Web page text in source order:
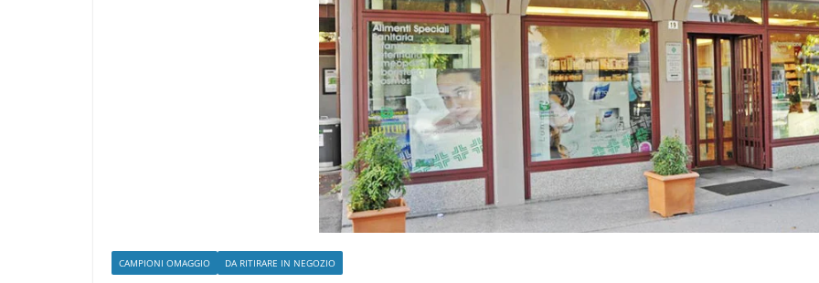
CAMPIONI OMAGGIO DA RITIRARE IN NEGOZIO